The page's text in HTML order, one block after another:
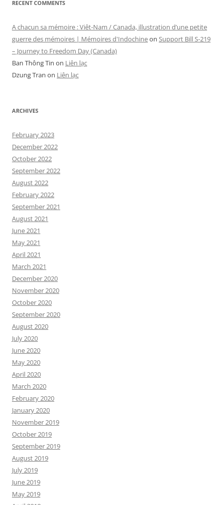
RECENT COMMENTS
A chacun sa mémoire : Viêt-Nam / Canada, illustration d’une petite
guerre des mémoires | Mémoires d'Indochineon Support Bill S-219
– Journey to Freedom Day (Canada)
Ban Thông Tin on Liên lạc
Dzung Tran on Liên lạc
ARCHIVES
February 2023
December 2022
October 2022
September 2022
August 2022
February 2022
September 2021
August 2021
June 2021
May 2021
April 2021
March 2021
December 2020
November 2020
October 2020
September 2020
August 2020
July 2020
June 2020
May 2020
April 2020
March 2020
February 2020
January 2020
November 2019
October 2019
September 2019
August 2019
July 2019
June 2019
May 2019